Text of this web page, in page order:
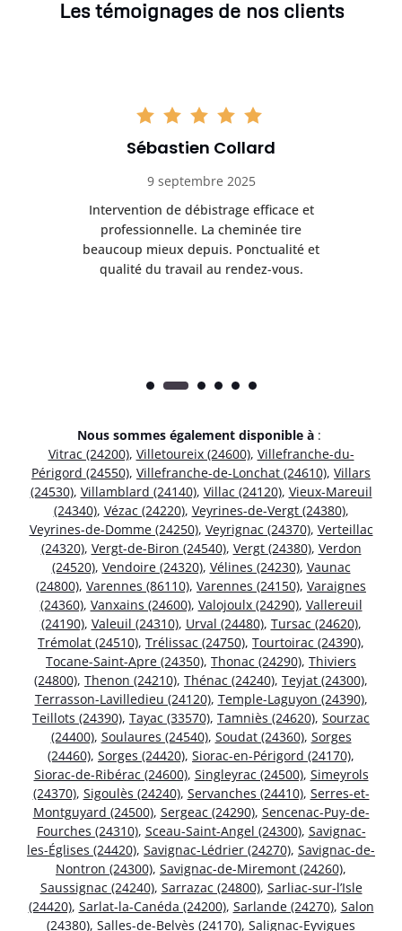
Les témoignages de nos clients
Sébastien Collard
9 septembre 2025
Intervention de débistrage efficace et
professionnelle. La cheminée tire
beaucoup mieux depuis. Ponctualité et
qualité du travail au rendez-vous.
Nous sommes également disponible à :
Vitrac (24200), Villetoureix (24600), Villefranche-du-
Périgord (24550), Villefranche-de-Lonchat (24610), Villars
(24530), Villamblard (24140), Villac (24120), Vieux-Mareuil
(24340), Vézac (24220), Veyrines-de-Vergt (24380),
Veyrines-de-Domme (24250), Veyrignac (24370), Verteillac
(24320), Vergt-de-Biron (24540), Vergt (24380), Verdon
(24520), Vendoire (24320), Vélines (24230), Vaunac
(24800), Varennes (86110), Varennes (24150), Varaignes
(24360), Vanxains (24600), Valojoulx (24290), Vallereuil
(24190), Valeuil (24310), Urval (24480), Tursac (24620),
Trémolat (24510), Trélissac (24750), Tourtoirac (24390),
Tocane-Saint-Apre (24350), Thonac (24290), Thiviers
(24800), Thenon (24210), Thénac (24240), Teyjat (24300),
Terrasson-Lavilledieu (24120), Temple-Laguyon (24390),
Teillots (24390), Tayac (33570), Tamniès (24620), Sourzac
(24400), Soulaures (24540), Soudat (24360), Sorges
(24460), Sorges (24420), Siorac-en-Périgord (24170),
Siorac-de-Ribérac (24600), Singleyrac (24500), Simeyrols
(24370), Sigoulès (24240), Servanches (24410), Serres-et-
Montguyard (24500), Sergeac (24290), Sencenac-Puy-de-
Fourches (24310), Sceau-Saint-Angel (24300), Savignac-
les-Églises (24420), Savignac-Lédrier (24270), Savignac-de-
Nontron (24300), Savignac-de-Miremont (24260),
Saussignac (24240), Sarrazac (24800), Sarliac-sur-l’Isle
(24420), Sarlat-la-Canéda (24200), Sarlande (24270), Salon
(24380), Salles-de-Belvès (24170), Salignac-Eyvigues